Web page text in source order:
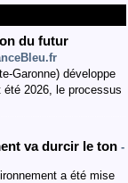
du futur
Garonne) développe
2026, le processus
va durcir le ton -
a été mise